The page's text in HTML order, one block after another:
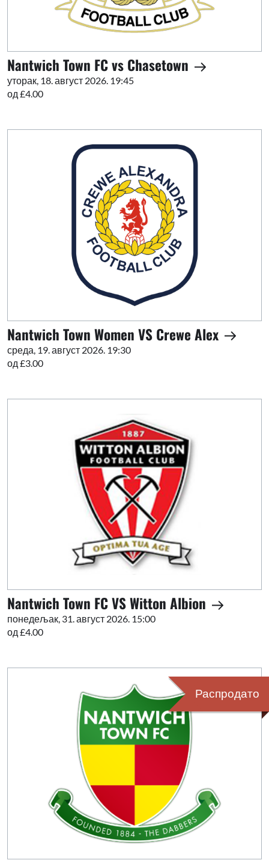
Nantwich Town FC vs Chasetown
уторак, 18. август 2026. 19:45
од £4.00
Nantwich Town Women VS Crewe Alex
среда, 19. август 2026. 19:30
од £3.00
Nantwich Town FC VS Witton Albion
понедељак, 31. август 2026. 15:00
од £4.00
Распродато